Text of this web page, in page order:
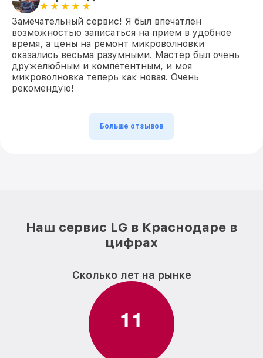
Замечательный сервис! Я был впечатлен
возможностью записаться на прием в удобное
время, а цены на ремонт микроволновки
оказались весьма разумными. Мастер был очень
дружелюбным и компетентным, и моя
микроволновка теперь как новая. Очень
рекомендую!
Больше отзывов
Наш сервис LG в Краснодаре в
цифрах
Сколько лет на рынке
11